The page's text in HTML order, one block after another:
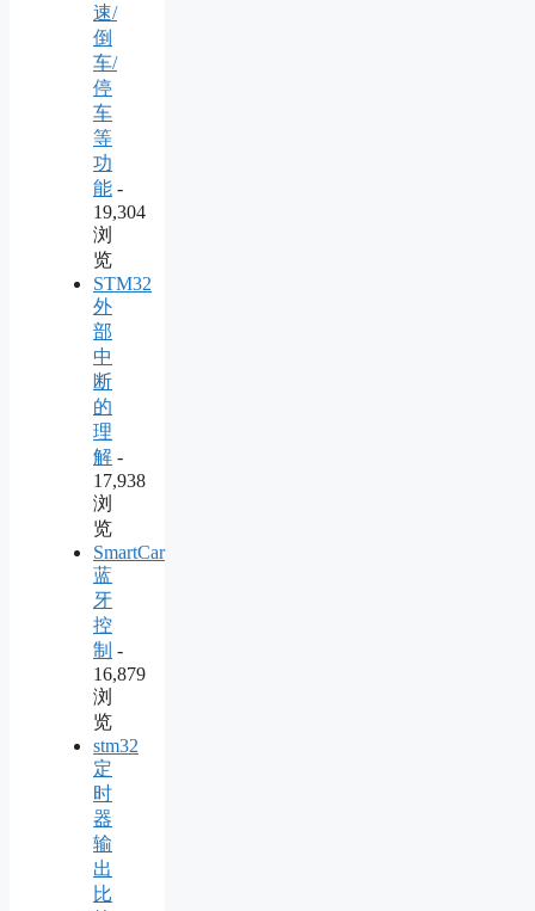
速/
倒
车/
停
车
等
功
能 -
19,304
浏
览
STM32
外
部
中
断
的
理
解 -
17,938
浏
览
SmartCar
蓝
牙
控
制 -
16,879
浏
览
stm32
定
时
器
输
出
比